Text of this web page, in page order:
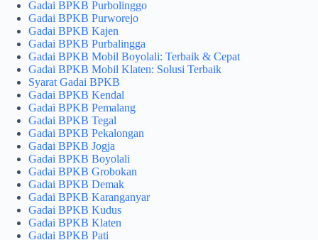
Gadai BPKB Purbolinggo
Gadai BPKB Purworejo
Gadai BPKB Kajen
Gadai BPKB Purbalingga
Gadai BPKB Mobil Boyolali: Terbaik & Cepat
Gadai BPKB Mobil Klaten: Solusi Terbaik
Syarat Gadai BPKB
Gadai BPKB Kendal
Gadai BPKB Pemalang
Gadai BPKB Tegal
Gadai BPKB Pekalongan
Gadai BPKB Jogja
Gadai BPKB Boyolali
Gadai BPKB Grobokan
Gadai BPKB Demak
Gadai BPKB Karanganyar
Gadai BPKB Kudus
Gadai BPKB Klaten
Gadai BPKB Pati